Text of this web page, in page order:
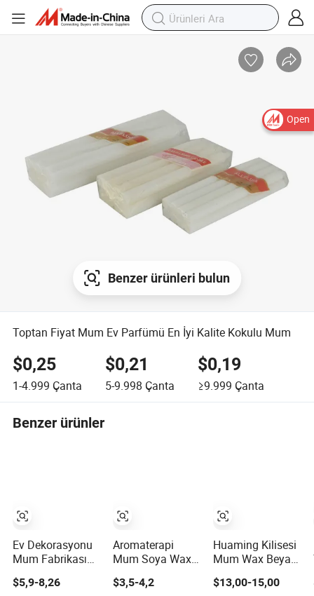
Open
Benzer ürünleri bulun
Toptan Fiyat Mum Ev Parfümü En İyi Kalite Kokulu Mum
$0,25
1-4.999 Çanta
$0,21
5-9.998 Çanta
$0,19
≥9.999 Çanta
Benzer ürünler
Ev Dekorasyonu
Mum Fabrikası
Paraffin Wax
Beyaz Sütun
$5,9-8,26
Aromaterapi
Mum Soya Wax
Dikdörtgen Mum
El Yapımı
$3,5-4,2
Huaming Kilisesi
Mum Wax Beyaz
Çubuk Uzun
Yanma Pillar
$13,00-15,00